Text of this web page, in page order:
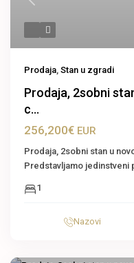
Previous
Prodaja, Stan u zgradi
Prodaja, 2sobni
c...
256,200€ EUR
Prodaja, 2sobni stan u
Predstavljamo jedinstveni
1
Nazovi